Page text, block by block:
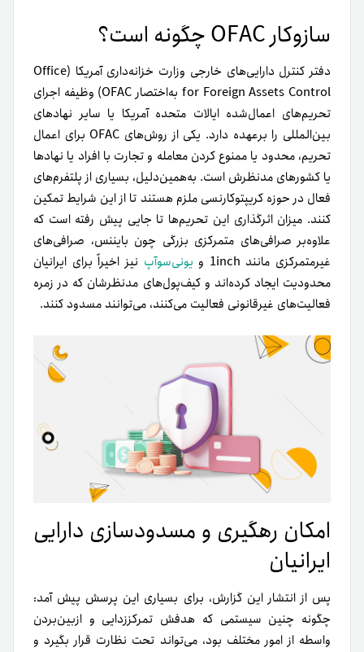
سازوکار OFAC چگونه است؟
دفتر کنترل دارایی‌های خارجی وزارت خزانه‌داری آمریکا (Office
for Foreign Assets Control به‌اختصار OFAC) وظیفه اجرای
تحریم‌های اعمال‌شده ایالات متحده آمریکا یا سایر نهادهای
بین‌المللی را برعهده دارد. یکی از روش‌های OFAC برای اعمال
تحریم، محدود یا ممنوع‌ کردن معامله و تجارت با افراد یا نهادها
یا کشورهای مدنظرش است. به‌همین‌‌دلیل، بسیاری از پلتفرم‌های
فعال در حوزه کریپتوکارنسی ملزم هستند تا از این شرایط تمکین
کنند. میزان اثرگذاری این تحریم‌ها تا جایی پیش رفته است که
علاوه‌بر صرافی‌های متمرکزی بزرگی چون بایننس، صرافی‌‌های
غیرمتمرکزی مانند 1inch و
یونی‌سوآپ نیز اخیراً برای ایرانیان
محدودیت ایجاد کرده‌اند و کیف‌پول‌های مدنظرشان که در زمره
فعالیت‌های غیرقانونی فعالیت می‌کنند، می‌توانند مسدود کنند.
امکان رهگیری و مسدودسازی دارایی
ایرانیان
پس از انتشار این گزارش، برای بسیاری این پرسش پیش آمد:
چگونه چنین سیستمی که هدفش تمرکززدایی و ازبین‌بردن
واسطه از امور مختلف بود، می‌تواند تحت نظارت قرار بگیرد و